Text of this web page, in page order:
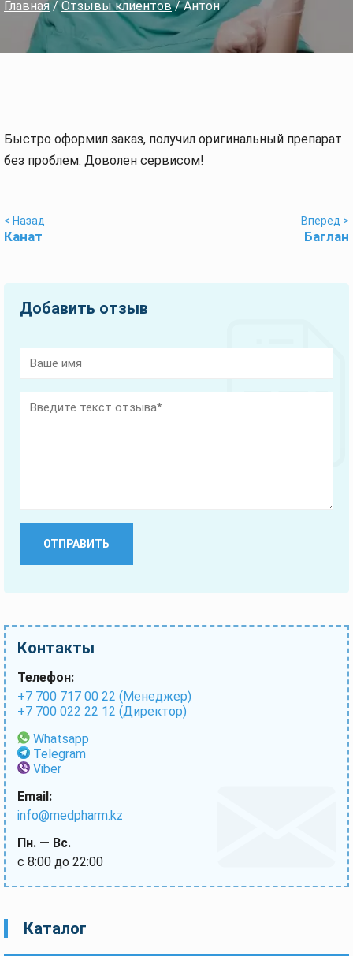
Главная/Отзывы клиентов/ Антон
Быстро оформил заказ, получил оригинальный препарат
без проблем. Доволен сервисом!
< Назад
Канат
Вперед >
Баглан
Добавить отзыв
это
поле
Контакты
Телефон:
+7 700 717 00 22 (Менеджер)
+7 700 022 22 12 (Директор)
Whatsapp
Telegram
Viber
Email:
info@medpharm.kz
Пн. — Вс.
с 8:00 до 22:00
Каталог